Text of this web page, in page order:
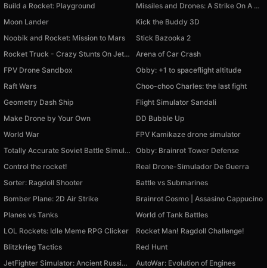
Build a Rocket: Playground
Missiles and Drones: A Strike On A Military Base
Moon Lander
Kick the Buddy 3D
Noobik and Rocket: Mission to Mars
Stick Bazooka 2
Rocket Truck - Crazy Stunts On Jet Cybertruck!
Arena of Car Сrash
FPV Drone Sandbox
Obby: +1 to spaceflight altitude
Raft Wars
Choo-choo Charles: the last fight
Geometry Dash Ship
Flight Simulator Sandali
Make Drone by Your Own
DD Bubble Up
World War
FPV Kamikaze drone simulator
Totally Accurate Soviet Battle Simulator
Obby: Brainrot Tower Defense
Control the rocket!
Real Drone-Simulador De Guerra
Sorter: Ragdoll Shooter
Battle vs Submarines
Bomber Plane: 2D Air Strike
Brainrot Cosmo | Assasino Cappucino
Planes vs Tanks
World of Tank Battles
LOL Rockets: Idle Meme RPG Clicker
Rocket Man! Ragdoll Challenge!
Blitzkrieg Tactics
Red Hunt
JetFighter Simulator: Ancient Russians
AutoWar: Evolution of Engines